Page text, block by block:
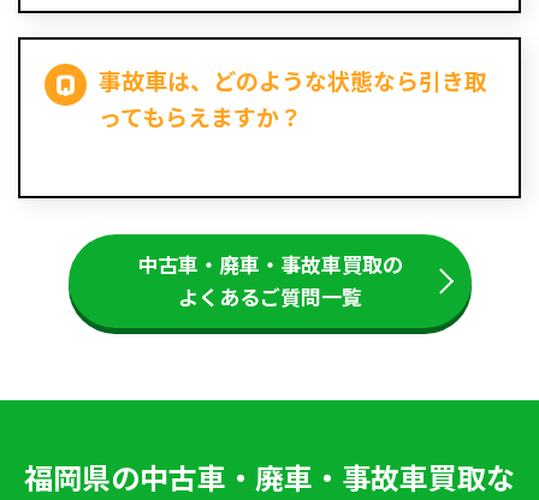
事故車は、どのような状態なら引き取
ってもらえますか？
中古車・廃車・事故車買取の
よくあるご質問一覧
福岡県の中古車・廃車・事故車買取な